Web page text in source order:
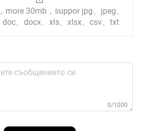
more 30mb，suppor jpg、jpeg、
、docx、xls、xlsx、csv、txt
0/1000